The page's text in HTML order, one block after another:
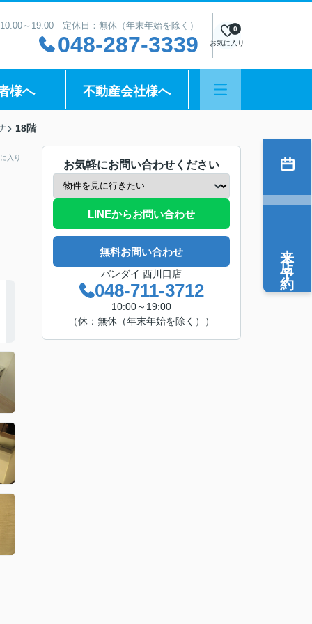
～19:00 定休日：無休（年末年始を除く）
048-287-3339 お気に入り
0
様へ 不動産会社様へ
18階
入り
お気軽にお問い合わせください
LINEからお問い合わせ
無料お問い合わせ
バンダイ 西川口店
048-711-3712
10:00～19:00
（休：無休（年末年始を除く））
来店予約